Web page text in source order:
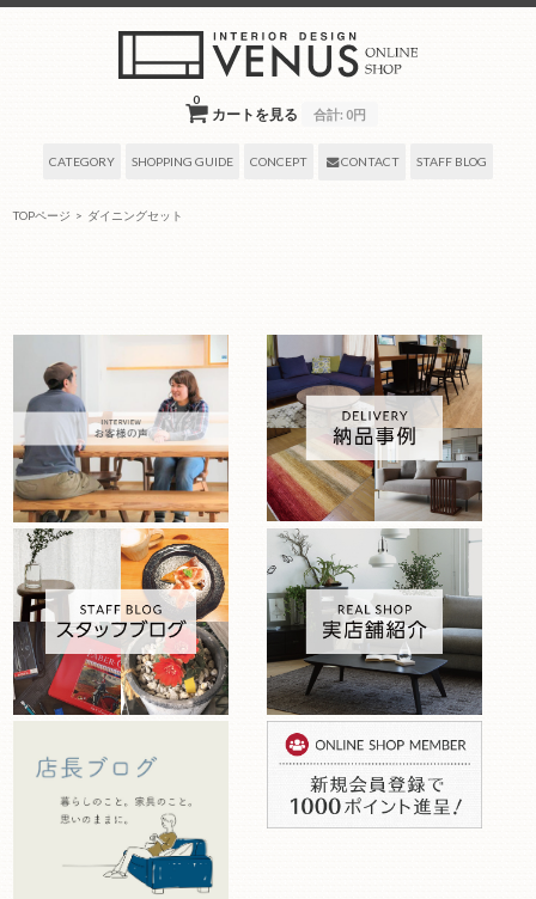
カートを見る
0
合計: 0円
CATEGORY SHOPPING GUIDE CONCEPT CONTACT STAFF BLOG
TOPページ > ダイニングセット